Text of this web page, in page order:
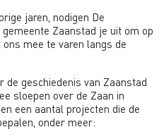
jaren, nodigen De
Zaanstad je uit om op
mee te varen langs de
de geschiedenis van Zaanstad
sloepen over de Zaan in
een aantal projecten die de
onder meer: